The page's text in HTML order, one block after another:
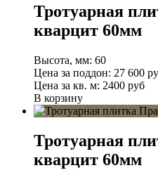
Тротуарная
кварцит 60мм
Высота, мм: 60
Цена за поддон: 27 600
Цена за кв. м: 2400 руб
В корзину
Тротуарная
кварцит 60мм